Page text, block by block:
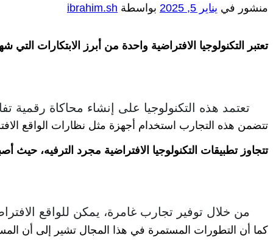
منشور في يناير 5, 2025 بواسطة ibrahim.sh
تعتبر التكنولوجيا الافتراضية واحدة من أبرز الابتكارات
تعتمد هذه التكنولوجيا على إنشاء محاكاة رقمية
تتضمن هذه التجارب استخدام أجهزة مثل نظارات الواقع
تتجاوز تطبيقات التكنولوجيا الافتراضية مجرد الترفيه،
من خلال توفير تجارب غامرة، يمكن للواقع
كما أن التطورات المستمرة في هذا المجال تشير إلى أن